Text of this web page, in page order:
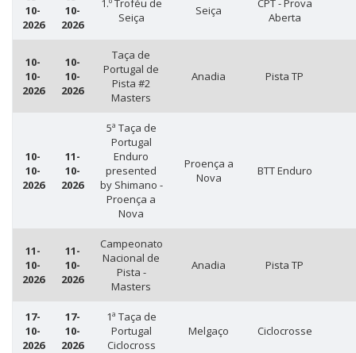
10-
2026
10-
2026
1.º Troféu de
Seiça
Seiça
CPT - Prova
Aberta
10-
10-
2026
10-
10-
2026
Taça de
Portugal de
Pista #2
Masters
Anadia Pista TP
10-
10-
2026
11-
10-
2026
5ª Taça de
Portugal
Enduro
presented
by Shimano -
Proença a
Nova
Proença a
Nova
BTT Enduro
11-
10-
2026
11-
10-
2026
Campeonato
Nacional de
Pista -
Masters
Anadia Pista TP
17-
10-
2026
17-
10-
2026
1ª Taça de
Portugal
Ciclocross
Melgaço Ciclocrosse